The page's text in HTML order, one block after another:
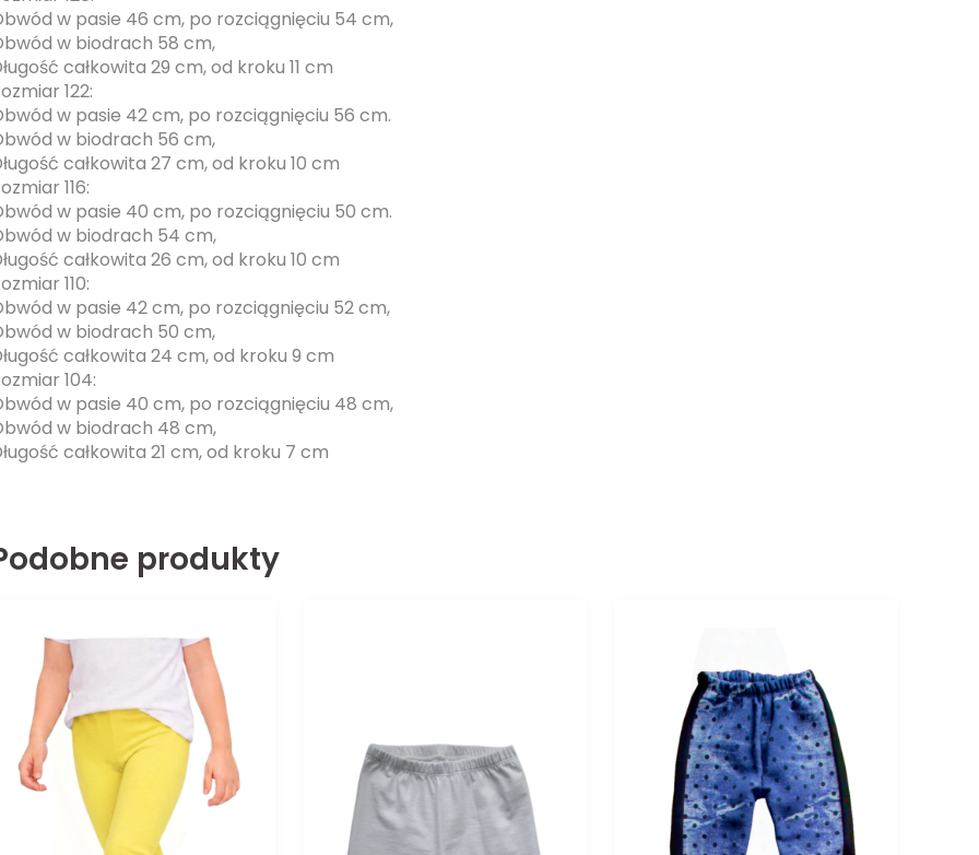
w pasie 46 cm, po rozciągnięciu 54 cm,
w biodrach 58 cm,
całkowita 29 cm, od kroku 11 cm
122:
w pasie 42 cm, po rozciągnięciu 56 cm.
w biodrach 56 cm,
całkowita 27 cm, od kroku 10 cm
116:
w pasie 40 cm, po rozciągnięciu 50 cm.
w biodrach 54 cm,
całkowita 26 cm, od kroku 10 cm
110:
w pasie 42 cm, po rozciągnięciu 52 cm,
w biodrach 50 cm,
całkowita 24 cm, od kroku 9 cm
104:
w pasie 40 cm, po rozciągnięciu 48 cm,
w biodrach 48 cm,
całkowita 21 cm, od kroku 7 cm
produkty